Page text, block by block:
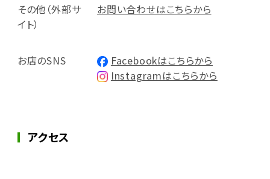
その他（外部サ
イト）
お問い合わせはこちらから
お店のSNS
Facebookはこちらから
Instagramはこちらから
アクセス